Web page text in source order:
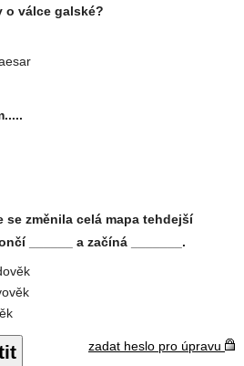
o válce galské?
se změnila celá mapa tehdejší
______ a začíná _______.
zadat heslo pro úpravu